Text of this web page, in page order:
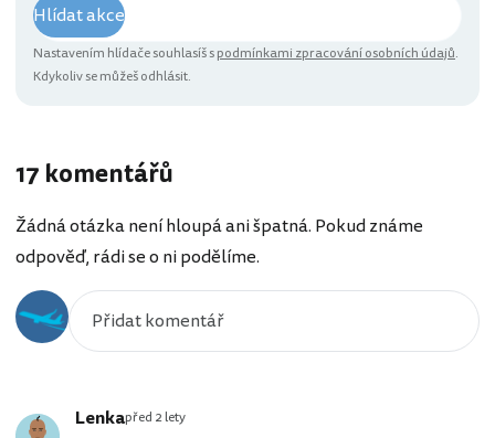
Hlídat akce
Nastavením hlídače souhlasíš spodmínkami zpracování osobních údajů.
Kdykoliv se můžeš odhlásit.
17 komentářů
Žádná otázka není hloupá ani špatná. Pokud známe
odpověď, rádi se o ni podělíme.
Lenkapřed 2 lety